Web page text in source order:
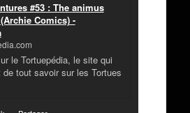
#53 : The animus
Comics) -
le Tortuepédia, le site qui
tout savoir sur les Tortues